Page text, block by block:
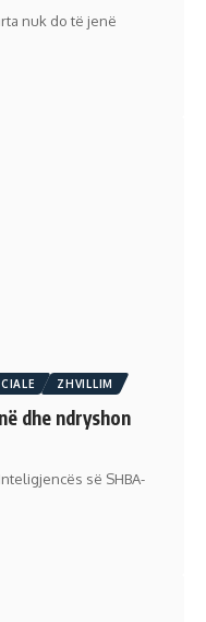
nuk do të jenë
ZHVILLIM
dhe ndryshon
së SHBA-